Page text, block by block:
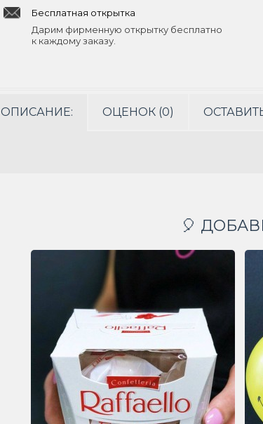
Бесплатная открытка
Дарим фирменную открытку бесплатно
к каждому заказу.
ОПИСАНИЕ: ОЦЕНОК (0)
🎈